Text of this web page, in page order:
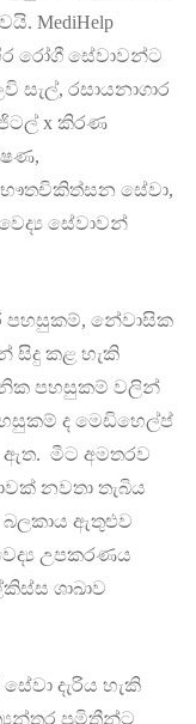
MediHelp
රෝගී සේවාවන්ට
සැල්, රසායනාගාර
x කිරණ
සේවා,
සේවාවන්
පහසුකම්, නේවාසික
සිදු කළ හැකි
පහසුකම් වලින්
ද මෙඩිහෙල්ප්
මීට අමතරව
නවතා තැබිය
බලකාය ඇතුළුව
උපකරණය
ශාඛාව
දැරිය හැකි
ප්‍රමිතීන්ට